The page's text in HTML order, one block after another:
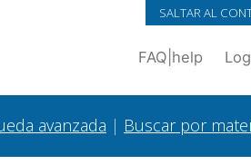
SALTAR AL
FAQ help
avanzada | Buscar por